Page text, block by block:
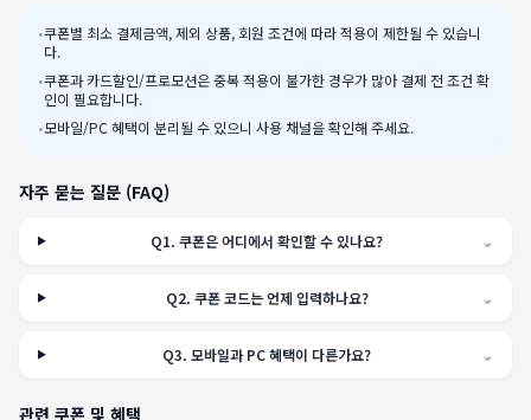
•쿠폰별 최소 결제금액, 제외 상품, 회원 조건에 따라 적용이 제한될 수 있습니
다.
•쿠폰과 카드할인/프로모션은 중복 적용이 불가한 경우가 많아 결제 전 조건 확
인이 필요합니다.
•모바일/PC 혜택이 분리될 수 있으니 사용 채널을 확인해 주세요.
자주 묻는 질문 (FAQ)
Q1.쿠폰은 어디에서 확인할 수 있나요? ⌄
Q2. 쿠폰 코드는 언제 입력하나요? ⌄
Q3.모바일과 PC 혜택이 다른가요? ⌄
관련 쿠폰 및 혜택